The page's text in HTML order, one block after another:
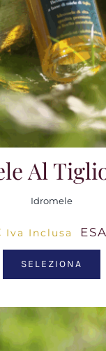
Al
Idromele
Iva Inclusa
SELEZIONA